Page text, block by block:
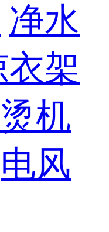
净水
衣架
机
电风